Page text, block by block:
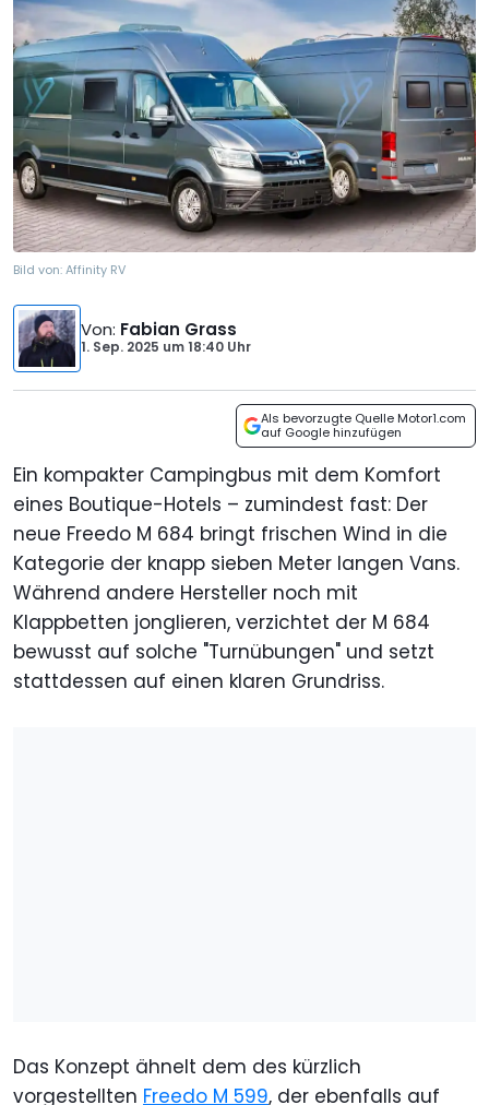
Bild von:Affinity RV
Von: Fabian Grass
1. Sep. 2025 um18:40 Uhr
Als bevorzugte Quelle Motor1.com
auf Google hinzufügen
Ein kompakter Campingbus mit dem Komfort
eines Boutique-Hotels – zumindest fast: Der
neue Freedo M 684 bringt frischen Wind in die
Kategorie der knapp sieben Meter langen Vans.
Während andere Hersteller noch mit
Klappbetten jonglieren, verzichtet der M 684
bewusst auf solche "Turnübungen" und setzt
stattdessen auf einen klaren Grundriss.
Das Konzept ähnelt dem des kürzlich
vorgestellten Freedo M 599, der ebenfalls auf